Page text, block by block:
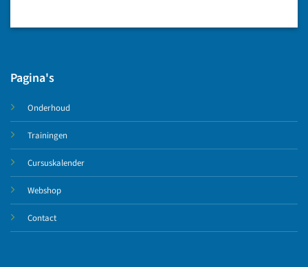
Pagina's
Onderhoud
Trainingen
Cursuskalender
Webshop
Contact